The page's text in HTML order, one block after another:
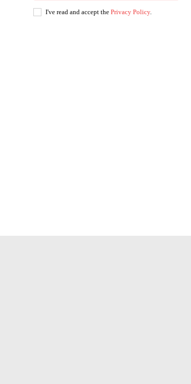
I've read and accept the Privacy Policy.